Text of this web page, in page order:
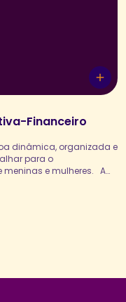
Financeiro
dinâmica, organizada e
para o
meninas e mulheres. A